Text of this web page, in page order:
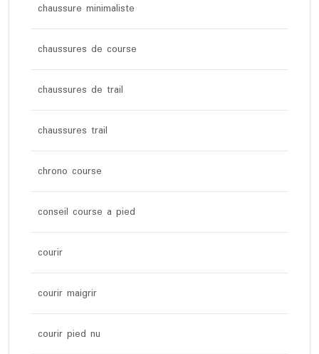
chaussure minimaliste
chaussures de course
chaussures de trail
chaussures trail
chrono course
conseil course a pied
courir
courir maigrir
courir pied nu